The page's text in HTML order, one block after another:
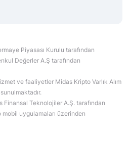
Piyasası Kurulu tarafından
Değerler A.Ş tarafından
ve faaliyetler Midas Kripto Varlık Alım
Teknolojiler A.Ş. tarafından
uygulamaları üzerinden